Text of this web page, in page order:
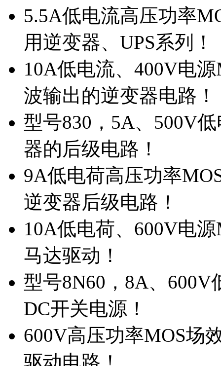
5.5A低电流高压功率
用逆变器、UPS系列！
10A低电流、400V电
波输出的逆变器电路！
型号830，5A、500V
器的后级电路！
9A低电荷高压功率
逆变器后级电路！
10A低电荷、600V电
马达驱动！
型号8N60，8A、
DC开关电源！
600V高压功率MOS场